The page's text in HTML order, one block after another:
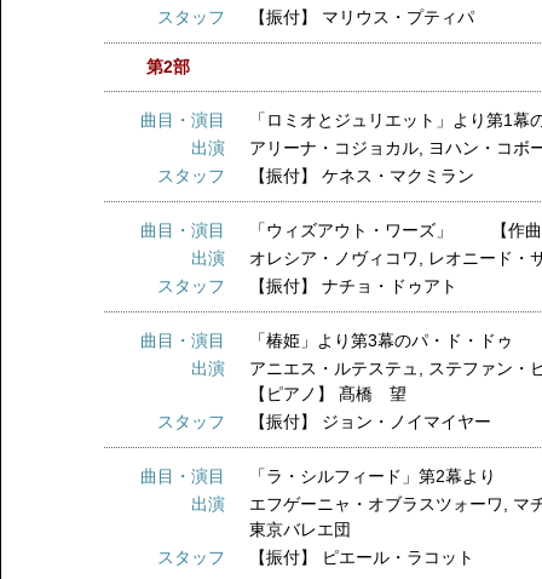
スタッフ
【振付】 マリウス・プティパ
第2部
曲目・演目
「ロミオとジュリエット」より第1
出演
アリーナ・コジョカル
ヨハン・コボ
スタッフ
【振付】ケネス・マクミラン
曲目・演目
「ウィズアウト・ワーズ」 【作曲
出演
オレシア・ノヴィコワ
レオニード・
スタッフ
【振付】ナチョ・ドゥアト
曲目・演目
「椿姫」より第3幕のパ・ド・ド
出演
アニエス・ルテステュ
ステファン・
【ピアノ】髙橋 望
スタッフ
【振付】 ジョン・ノイマイヤー
曲目・演目
「ラ・シルフィード」第2幕より
出演
エフゲーニャ・オブラスツォーワ
マ
東京バレエ団
スタッフ
【振付】 ピエール・ラコット